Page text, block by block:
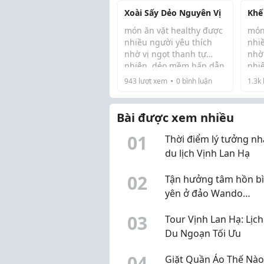
Xoài Sấy Dẻo Nguyên Vị
món ăn vặt healthy được
nhiều người yêu thích
nhờ vị ngọt thanh tự
nhiên, dẻo mềm hấp dẫn
và tiện lợi khi sử dụng.
lợi ích và giá trị dinh
dưỡng của sản phẩm
trong bài viết dưới đâ...
943 lượt xem 0 bình luận
và
1.3k
Bài được xem nhiều
01
Thời điểm lý tưởng
du lịch Vịnh Lan Hạ
02
Tận hưởng tâm hồn
yên ở đảo Wando
03
Tour Vịnh Lan Hạ:
Du Ngoạn Tối Ưu
Giặt Quần Áo Thế